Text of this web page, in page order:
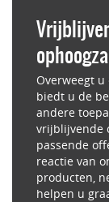
Overweegt
biedt u de
andere
vrijblijvende
passende
reactie van
producten,
helpen u